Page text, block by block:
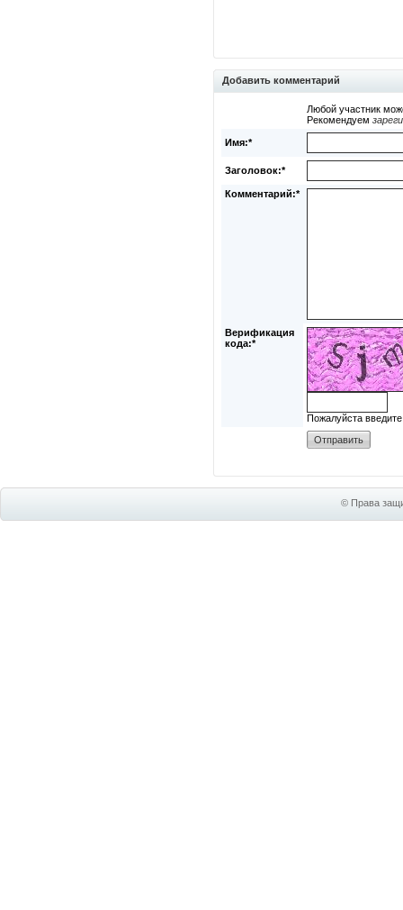
Добавить комментарий
Любой участник
Рекомендуем
Имя:*
Заголовок:*
Комментарий:*
Верификация
кода:*
Пожалуйста
© Права